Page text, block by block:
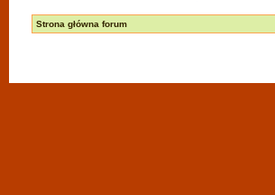
Strona główna forum